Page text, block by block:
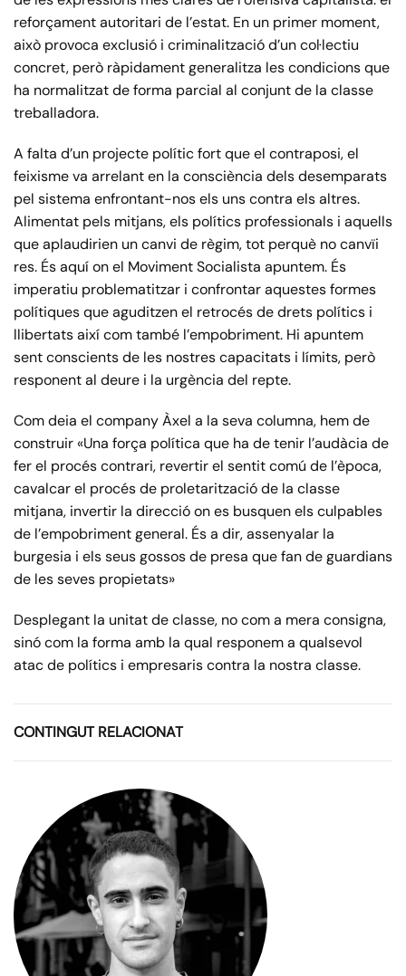
reforçament autoritari de l’estat. En un primer moment,
això provoca exclusió i criminalització d’un col·lectiu
concret, però ràpidament generalitza les condicions que
ha normalitzat de forma parcial al conjunt de la classe
treballadora.
A falta d’un projecte polític fort que el contraposi, el
feixisme va arrelant en la consciència dels desemparats
pel sistema enfrontant-nos els uns contra els altres.
Alimentat pels mitjans, els polítics professionals i aquells
que aplaudirien un canvi de règim, tot perquè no canvïi
res. És aquí on el Moviment Socialista apuntem. És
imperatiu problematitzar i confrontar aquestes formes
polítiques que aguditzen el retrocés de drets polítics i
llibertats així com també l’empobriment. Hi apuntem
sent conscients de les nostres capacitats i límits, però
responent al deure i la urgència del repte.
Com deia el company Àxel a la seva columna, hem de
construir «Una força política que ha de tenir l’audàcia de
fer el procés contrari, revertir el sentit comú de l’època,
cavalcar el procés de proletarització de la classe
mitjana, invertir la direcció on es busquen els culpables
de l’empobriment general. És a dir, assenyalar la
burgesia i els seus gossos de presa que fan de guardians
de les seves propietats»
Desplegant la unitat de classe, no com a mera consigna,
sinó com la forma amb la qual responem a qualsevol
atac de polítics i empresaris contra la nostra classe.
CONTINGUT RELACIONAT